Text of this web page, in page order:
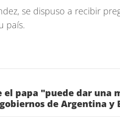
se dispuso a recibir
país.
el papa "puede dar una
de Argentina y